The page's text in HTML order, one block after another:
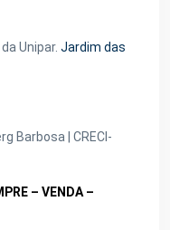
Unipar. Jardim das
Barbosa | CRECI-
– VENDA –